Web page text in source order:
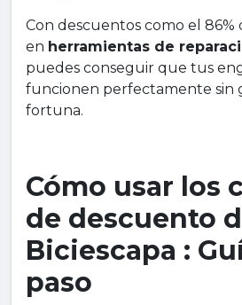
Con descuentos como el 86%
en herramientas de
puedes conseguir que tus
funcionen perfectamente sin
fortuna.
Cómo usar los
de descuento
Biciescapa :
paso